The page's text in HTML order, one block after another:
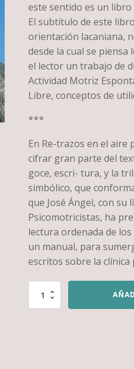
este sentido es un
El subtítulo de este
orientación lacaniana,
desde la cual se piensa
el lector un trabajo de
Actividad Motriz
Libre, conceptos de
***
En Re-trazos en el aire
cifrar gran parte del
goce, escri- tura, y la
simbólico, que
que José Ángel, con
Psicomotricistas, ha
lectura ordenada de
un manual, para
escritos sobre la clínica